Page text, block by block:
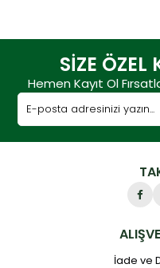
SİZE
Hemen Kayıt Ol
İade ve